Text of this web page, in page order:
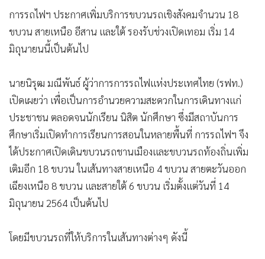
• ชุมชน-คุณภาพชีวิต
• อาชญากรรม
• Motoring
• วิทยาศาสตร์
• SMEs
• หุ้น
• อินโดจีน
• กองทุนรวม
• Celeb Online
•
ญี่ปุ่น
•
News1
การรถไฟฯ ประกาศเพิ่มบริการขบวนรถเชิงสังคมจำนวน 18
ขบวน สายเหนือ อีสาน และใต้ รองรับช่วงเปิดเทอม เริ่ม 14
มิถุนายนนี้เป็นต้นไป
นายนิรุฒ มณีพันธ์ ผู้ว่าการการรถไฟแห่งประเทศไทย (รฟท.)
เปิดเผยว่า เพื่อเป็นการอำนวยความสะดวกในการเดินทางแก่
ประชาชน ตลอดจนนักเรียน นิสิต นักศึกษา ซึ่งมีสถาบันการ
ศึกษาเริ่มเปิดทำการเรียนการสอนในหลายพื้นที่ การรถไฟฯ จึง
ได้ประกาศเปิดเดินขบวนรถชานเมืองและขบวนรถท้องถิ่นเพิ่ม
เติมอีก 18 ขบวน ในเส้นทางสายเหนือ 4 ขบวน สายตะวันออก
เฉียงเหนือ 8 ขบวน และสายใต้ 6 ขบวน เริ่มตั้งแต่วันที่ 14
มิถุนายน 2564 เป็นต้นไป
โดยมีขบวนรถที่ให้บริการในเส้นทางต่างๆ ดังนี้